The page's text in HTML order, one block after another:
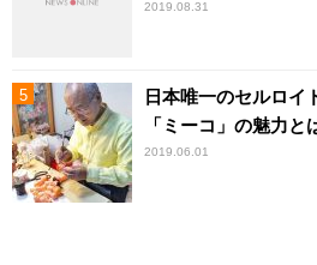
2019.08.31
日本唯一のセルロイ
「ミーコ」の魅力と
2019.06.01